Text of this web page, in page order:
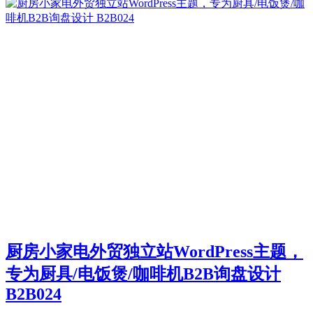
厨房小家电外贸独立站WordPress主题，
专为厨具/电饭煲/咖啡机B2B询盘设计
B2B024